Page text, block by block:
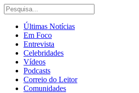
Últimas Notícias
Em Foco
Entrevista
Celebridades
Vídeos
Podcasts
Correio do Leitor
Comunidades